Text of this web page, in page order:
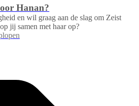
Hanan?
en wil graag aan de slag om Zeist
jij samen met haar op?